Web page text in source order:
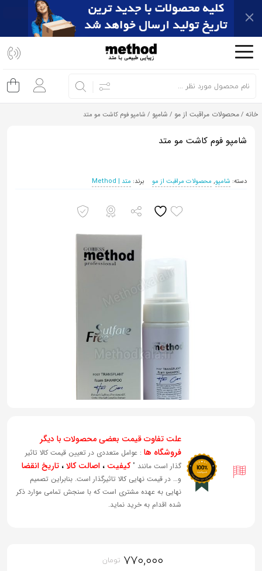
اشتراک
استفاده
از
روش‌های
زیر
صفحه
خانه /محصولات مراقبت از مو / شامپو / شامپو فوم کاشت مو متد
شامپو فوم کاشت مو متد
دسته: شامپو, محصولات مراقبت از مو برند: متد | Method
علت تفاوت قیمت بعضی محصولات با دیگر
فروشگاه ها : عوامل متعددی در تعیین قیمت کالا تاثیر
گذار است مانند "کیفیت ، اصالت کالا، تاریخ انقضا
و… در قیمت نهایی کالا تاثیرگذار است. بنابراین تصمیم
نهایی به عهده مشتری است که با سنجش تمامی موارد ذکر
شده اقدام به خرید نماید.
۷۷۰,۰۰۰ تومان